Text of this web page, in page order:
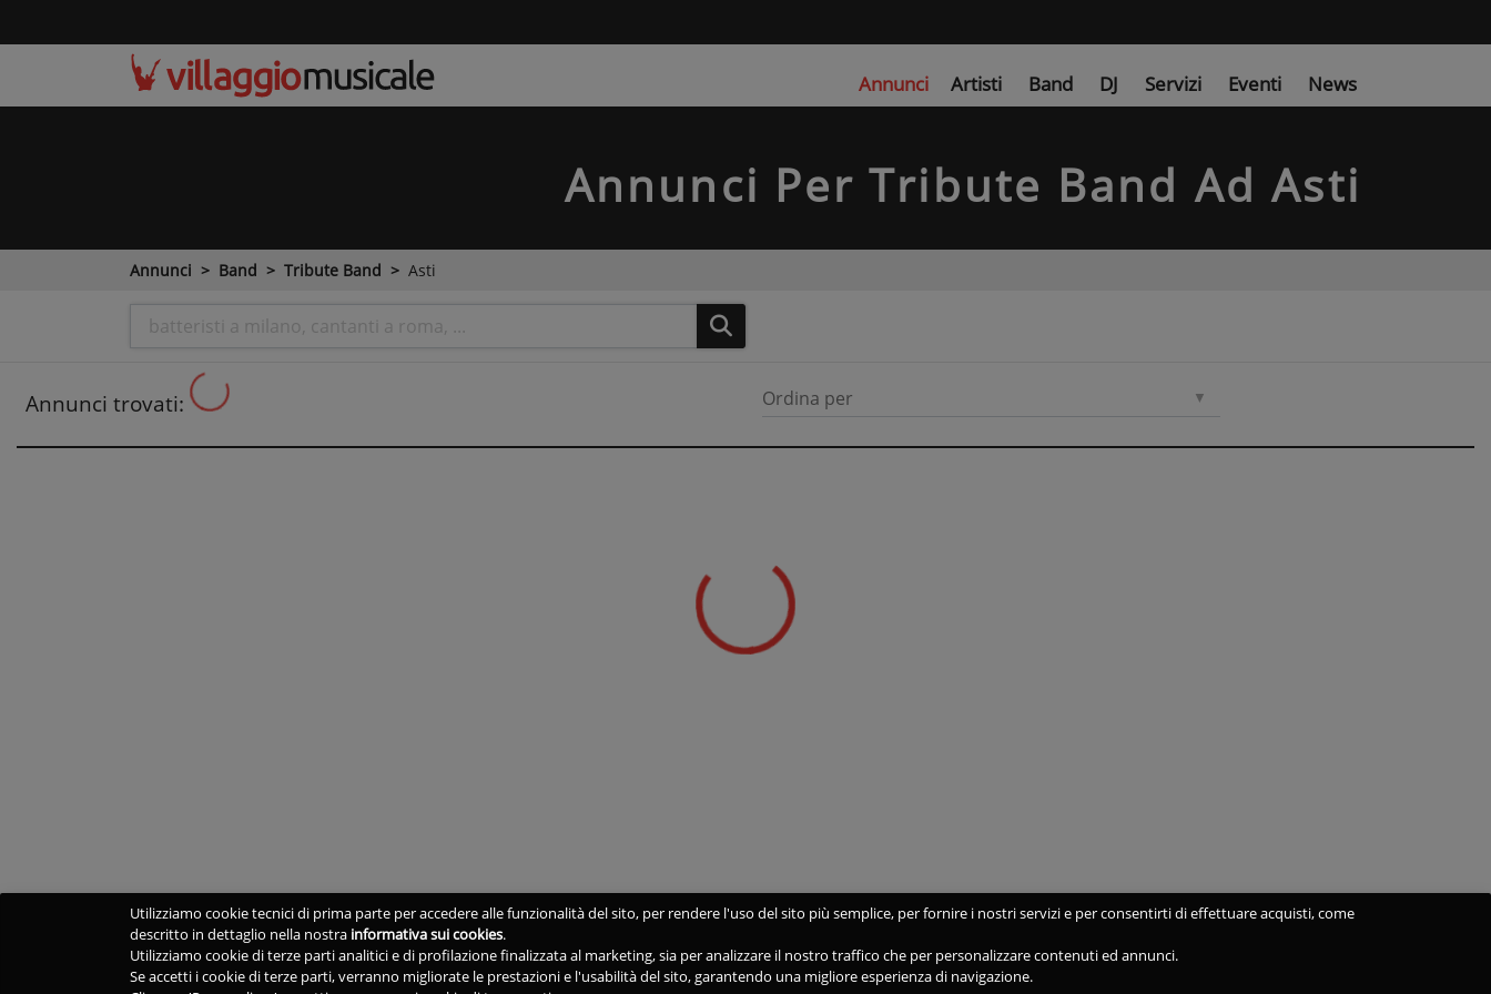
Annunci Artisti Band DJ Servizi Eventi News
Annunci Per Tribute Band Ad Asti
Annunci Band Tribute Band Asti
Annunci trovati: Ordina per
Utilizziamo cookie tecnici di prima parte per accedere alle funzionalità del sito, per rendere l'uso del sito più semplice, per fornire i nostri servizi e per consentirti di effettuare acquisti, come
descritto in dettaglio nella nostra informativa sui cookies.
Utilizziamo cookie di terze parti analitici e di profilazione finalizzata al marketing, sia per analizzare il nostro traffico che per personalizzare contenuti ed annunci.
Se accetti i cookie di terze parti, verranno migliorate le prestazioni e l'usabilità del sito, garantendo una migliore esperienza di navigazione.